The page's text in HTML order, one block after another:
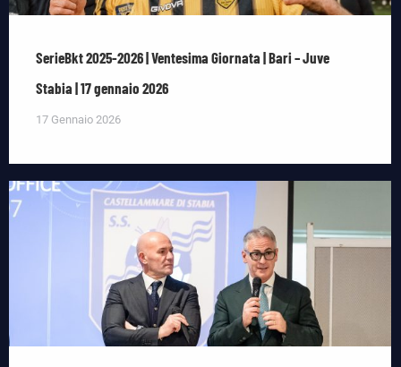
SerieBkt 2025-2026 | Ventesima Giornata | Bari – Juve
Stabia | 17 gennaio 2026
17 Gennaio 2026